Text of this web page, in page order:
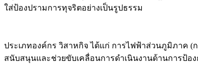
ใส่ป้องปรามการทุจริตอย่างเป็นรูปธรรม
ประเภทองค์กร วิสาหกิจ ได้แก่ การไฟฟ้าส่วนภูมิภาค (
สนับสนุนและช่วยขับเคลื่อนการดำเนินงานด้านการป้อ